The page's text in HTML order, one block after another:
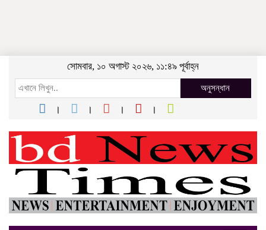
সোমবার, ১০ অগাস্ট ২০২৬, ১১:৪৯ পূর্বাহ্ন
অনুসন্ধান